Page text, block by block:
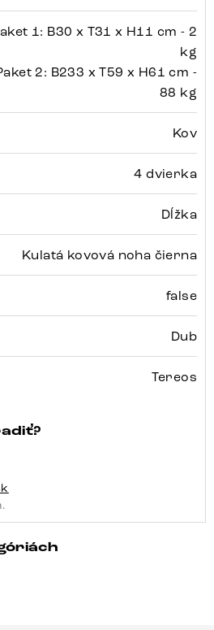
1: B30 x T31 x H11 cm - 2
kg
2: B233 x T59 x H61 cm -
88 kg
Kov
4 dvierka
Dĺžka
Kulatá kovová noha čierna
false
Dub
Tereos